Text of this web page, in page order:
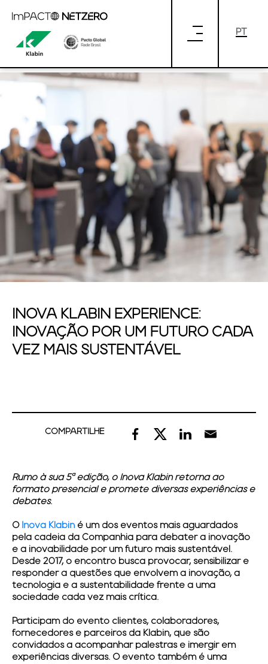
INOVA KLABIN EXPERIENCE:
INOVAÇÃO POR UM FUTURO CADA VEZ
MAIS SUSTENTÁVEL
INOVA KLABIN EXPERIENCE:
INOVAÇÃO POR UM FUTURO CADA
VEZ MAIS SUSTENTÁVEL
COMPARTILHE
Rumo à sua 5ª edição, o Inova Klabin retorna ao
formato presencial e promete diversas experiências e
debates.
O Inova Klabin é um dos eventos mais aguardados
pela cadeia da Companhia para debater a inovação
e a inovabilidade por um futuro mais sustentável.
Desde 2017, o encontro busca provocar, sensibilizar e
responder a questões que envolvem a inovação, a
tecnologia e a sustentabilidade frente a uma
sociedade cada vez mais crítica.
Participam do evento clientes, colaboradores,
fornecedores e parceiros da Klabin, que são
convidados a acompanhar palestras e imergir em
experiências diversas. O evento também é uma